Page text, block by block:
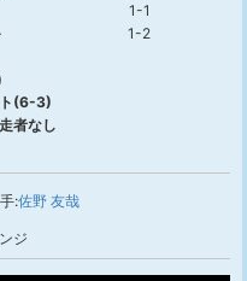
1-1
1-2
(6-3)
者なし
:佐野 友哉
ジ